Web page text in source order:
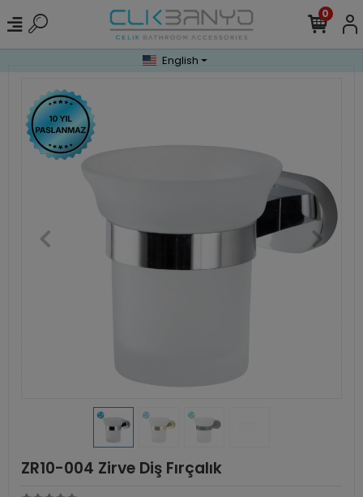
0
English
ZR10-004 Zirve Diş Fırçalık